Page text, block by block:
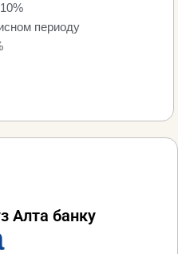
периоду
Алта банку